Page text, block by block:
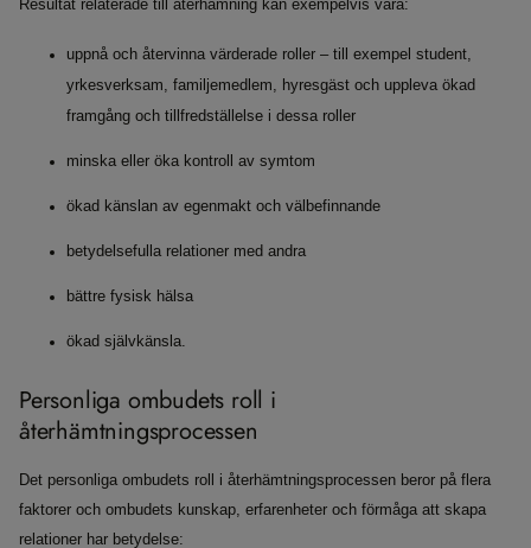
Resultat relaterade till återhämning kan exempelvis vara:
uppnå och återvinna värderade roller – till exempel student,
yrkesverksam, familjemedlem, hyresgäst och uppleva ökad
framgång och tillfredställelse i dessa roller
minska eller öka kontroll av symtom
ökad känslan av egenmakt och välbefinnande
betydelsefulla relationer med andra
bättre fysisk hälsa
ökad självkänsla.
Personliga ombudets roll i
återhämtningsprocessen
Det personliga ombudets roll i återhämtningsprocessen beror på flera
faktorer och ombudets kunskap, erfarenheter och förmåga att skapa
relationer har betydelse: